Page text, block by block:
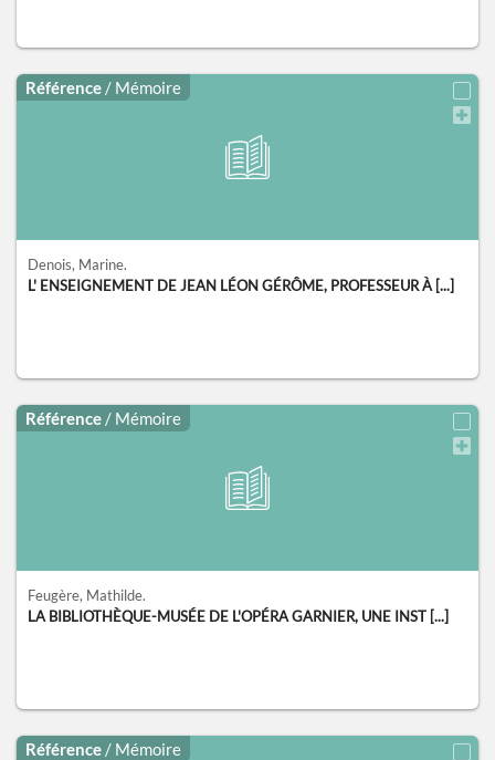
Référence / Mémoire
Denois, Marine.
L' ENSEIGNEMENT DE JEAN LÉON GÉRÔME, PROFESSEUR À [...]
Référence / Mémoire
Feugère, Mathilde.
LA BIBLIOTHÈQUE-MUSÉE DE L'OPÉRA GARNIER, UNE INST [...]
Référence / Mémoire